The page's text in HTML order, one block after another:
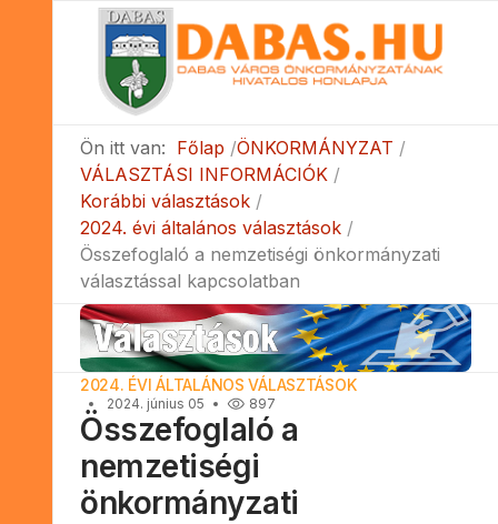
Ön itt van: Főlap ÖNKORMÁNYZAT
VÁLASZTÁSI INFORMÁCIÓK
Korábbi választások
2024. évi általános választások
Összefoglaló a nemzetiségi önkormányzati
választással kapcsolatban
2024. ÉVI ÁLTALÁNOS VÁLASZTÁSOK
2024. június 05 897
Összefoglaló a
nemzetiségi
önkormányzati